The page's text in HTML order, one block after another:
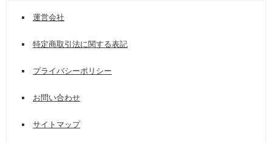
運営会社
特定商取引法に関する表記
プライバシーポリシー
お問い合わせ
サイトマップ